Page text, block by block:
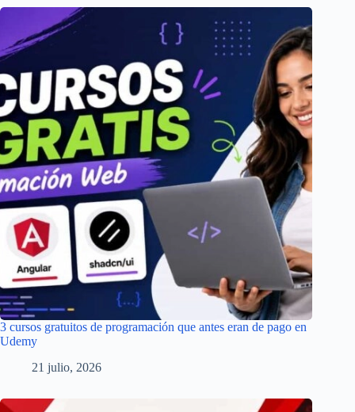
3 cursos gratuitos de programación que antes eran de pago en
Udemy
21 julio, 2026